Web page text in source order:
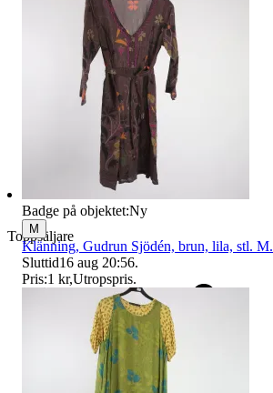
Toppsäljare
Badge på objektet:Ny
M
Klänning, Gudrun Sjödén, brun, lila, stl. M.
Sluttid16 aug 20:56.
Pris:1 kr,Utropspris.